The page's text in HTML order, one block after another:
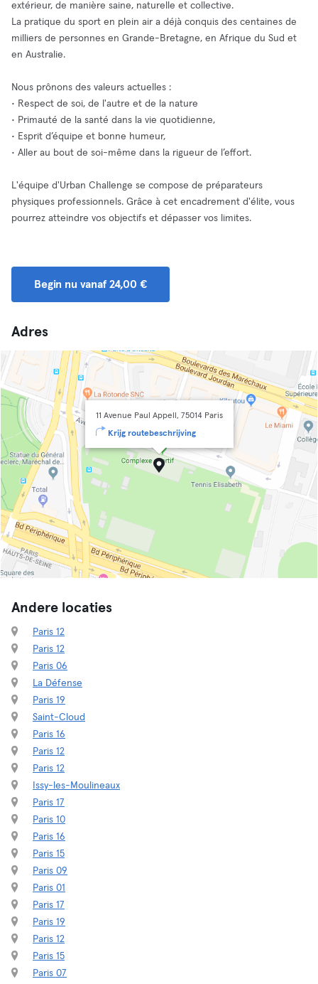
extérieur, de manière saine, naturelle et collective.
La pratique du sport en plein air a déjà conquis des centaines de
milliers de personnes en Grande-Bretagne, en Afrique du Sud et
en Australie.
Nous prônons des valeurs actuelles :
• Respect de soi, de l'autre et de la nature
• Primauté de la santé dans la vie quotidienne,
• Esprit d’équipe et bonne humeur,
• Aller au bout de soi-même dans la rigueur de l’effort.
L'équipe d'Urban Challenge se compose de préparateurs
physiques professionnels. Grâce à cet encadrement d'élite, vous
pourrez atteindre vos objectifs et dépasser vos limites.
Begin nu vanaf 24,00 €
Adres
11 Avenue Paul Appell, 75014 Paris
Krijg routebeschrijving
Andere locaties
Paris 12
Paris 12
Paris 06
La Défense
Paris 19
Saint-Cloud
Paris 16
Paris 12
Paris 12
Issy-les-Moulineaux
Paris 17
Paris 10
Paris 16
Paris 15
Paris 09
Paris 01
Paris 17
Paris 19
Paris 12
Paris 15
Paris 07